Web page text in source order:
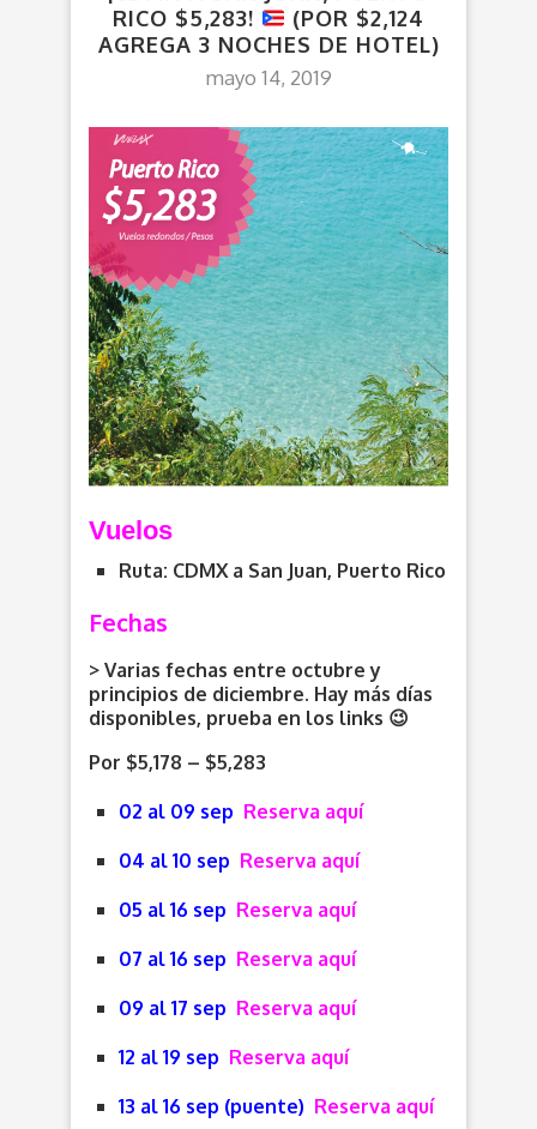
RICO $5,283!
(POR $2,124
AGREGA 3 NOCHES DE HOTEL)
mayo 14, 2019
Vuelos
Ruta: CDMX a San Juan, Puerto Rico
Fechas
> Varias fechas entre octubre y
principios de diciembre. Hay más días
disponibles, prueba en los links 😉
Por $5,178 – $5,283
02 al 09 sep Reserva aquí
04 al 10 sep Reserva aquí
05 al 16 sep Reserva aquí
07 al 16 sep Reserva aquí
09 al 17 sep Reserva aquí
12 al 19 sep Reserva aquí
13 al 16 sep (puente) Reserva aquí